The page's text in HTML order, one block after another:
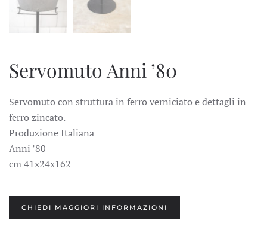
Servomuto Anni ’80
Servomuto con struttura in ferro verniciato e dettagli in
ferro zincato.
Produzione Italiana
Anni ’80
cm 41x24x162
CHIEDI MAGGIORI INFORMAZIONI